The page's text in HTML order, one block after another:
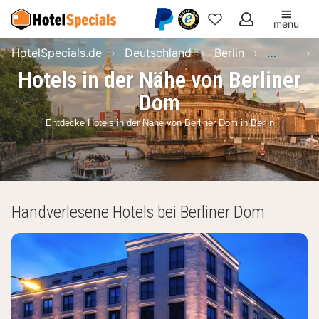
Meine
Favoriten
menu
Hotels in der Nähe von Berliner
Dom
Entdecke Hotels in der Nähe von Berliner Dom in Berlin
HotelSpecials.de Deutschland Berlin Berlin
Handverlesene Hotels bei Berliner Dom